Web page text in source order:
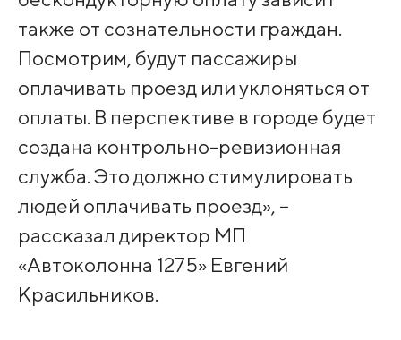
также от сознательности граждан.
Посмотрим, будут пассажиры
оплачивать проезд или уклоняться от
оплаты. В перспективе в городе будет
создана контрольно-ревизионная
служба. Это должно стимулировать
людей оплачивать проезд», –
рассказал директор МП
«Автоколонна 1275» Евгений
Красильников.